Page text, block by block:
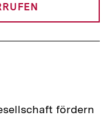
fördern